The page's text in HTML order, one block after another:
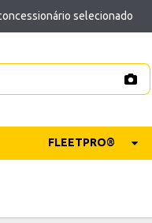
selecionado
FLEETPRO®